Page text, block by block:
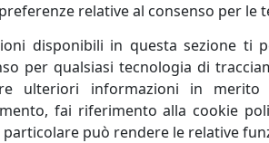
relative al consenso per le
disponibili in questa sezione ti
per qualsiasi tecnologia di
ulteriori informazioni in
fai riferimento alla cookie
può rendere le relative